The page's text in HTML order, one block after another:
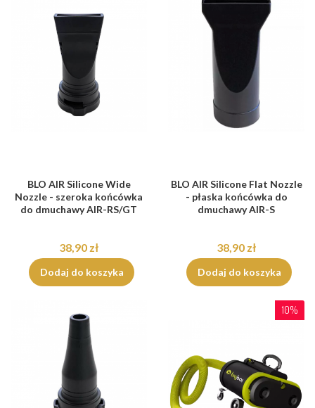
BLO AIR Silicone Wide
Nozzle - szeroka końcówka
do dmuchawy AIR-RS/GT
38,90 zł
Dodaj do koszyka
BLO AIR Silicone Flat Nozzle
- płaska końcówka do
dmuchawy AIR-S
38,90 zł
Dodaj do koszyka
10%